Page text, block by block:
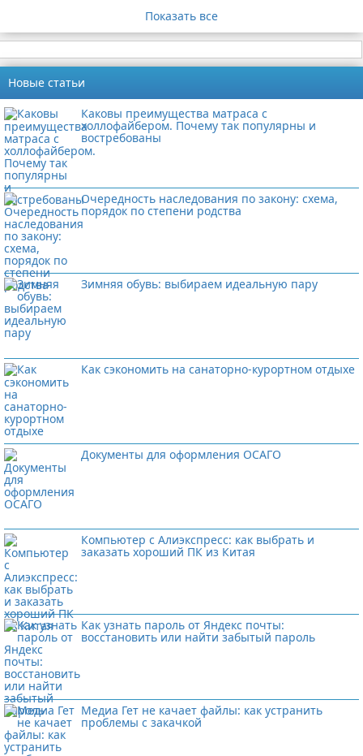
Показать все
Новые статьи
Каковы преимущества матраса с
холлофайбером. Почему так популярны и
востребованы
Очередность наследования по закону: схема,
порядок по степени родства
Зимняя обувь: выбираем идеальную пару
Как сэкономить на санаторно-курортном отдыхе
Документы для оформления ОСАГО
Компьютер с Алиэкспресс: как выбрать и
заказать хороший ПК из Китая
Как узнать пароль от Яндекс почты:
восстановить или найти забытый пароль
Медиа Гет не качает файлы: как устранить
проблемы с закачкой